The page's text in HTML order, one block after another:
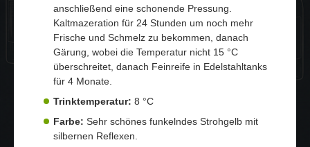
anschließend eine schonende Pressung.
Kaltmazeration für 24 Stunden um noch mehr
Frische und Schmelz zu bekommen, danach
Gärung, wobei die Temperatur nicht 15 °C
überschreitet, danach Feinreife in Edelstahltanks
für 4 Monate.
Trinktemperatur: 8 °C
Farbe: Sehr schönes funkelndes Strohgelb mit
silbernen Reflexen.